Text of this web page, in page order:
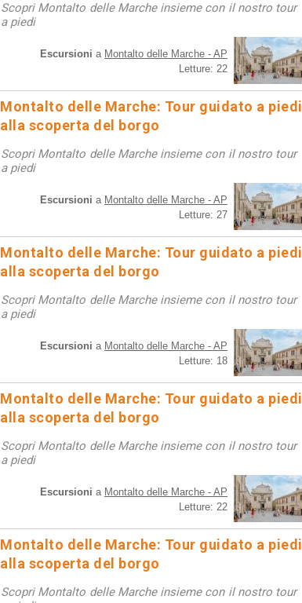
Scopri Montalto delle Marche insieme con il nostro tour
a piedi
Escursioni a Montalto delle Marche - AP
Letture: 22
Montalto delle Marche: Tour guidato a piedi
alla scoperta del borgo
Scopri Montalto delle Marche insieme con il nostro tour
a piedi
Escursioni a Montalto delle Marche - AP
Letture: 27
Montalto delle Marche: Tour guidato a piedi
alla scoperta del borgo
Scopri Montalto delle Marche insieme con il nostro tour
a piedi
Escursioni a Montalto delle Marche - AP
Letture: 18
Montalto delle Marche: Tour guidato a piedi
alla scoperta del borgo
Scopri Montalto delle Marche insieme con il nostro tour
a piedi
Escursioni a Montalto delle Marche - AP
Letture: 22
Montalto delle Marche: Tour guidato a piedi
alla scoperta del borgo
Scopri Montalto delle Marche insieme con il nostro tour